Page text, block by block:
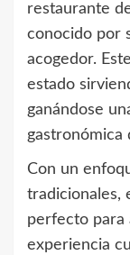
restaurante
conocido por
acogedor.
estado
ganándose
gastronómica
Con un
tradicionales,
perfecto para
experiencia